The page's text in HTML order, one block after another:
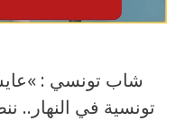
تونسية في النهار..